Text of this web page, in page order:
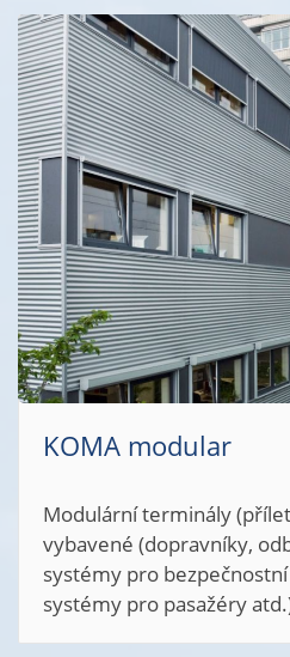
(přílety/odlety) - plně
odbavovací přepážky,
kontroly, informační
atd.).